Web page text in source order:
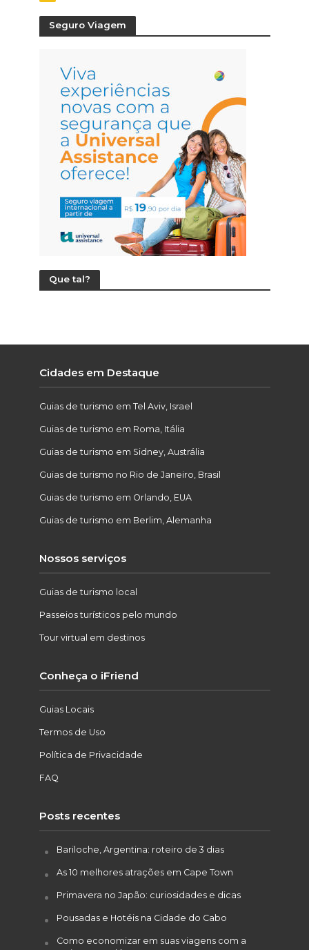
Seguro Viagem
Que tal?
Cidades em Destaque
Guias de turismo em Tel Aviv, Israel
Guias de turismo em Roma, Itália
Guias de turismo em Sidney, Austrália
Guias de turismo no Rio de Janeiro, Brasil
Guias de turismo em Orlando, EUA
Guias de turismo em Berlim, Alemanha
Nossos serviços
Guias de turismo local
Passeios turísticos pelo mundo
Tour virtual em destinos
Conheça o iFriend
Guias Locais
Termos de Uso
Política de Privacidade
FAQ
Posts recentes
Bariloche, Argentina: roteiro de 3 dias
As 10 melhores atrações em Cape Town
Primavera no Japão: curiosidades e dicas
Pousadas e Hotéis na Cidade do Cabo
Como economizar em suas viagens com a